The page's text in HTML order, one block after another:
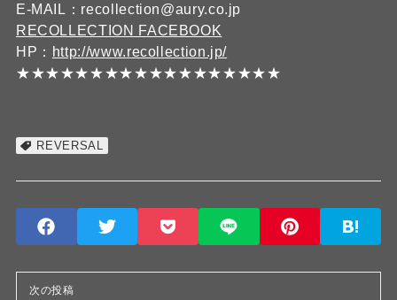
E-MAIL：recollection@aury.co.jp
RECOLLECTION FACEBOOK
HP： http://www.recollection.jp/
★★★★★★★★★★★★★★★★★★
REVERSAL
次の投稿